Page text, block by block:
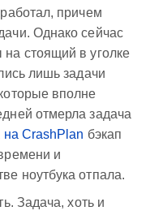
причем
Однако сейчас
стоящий в уголке
лишь задачи
вполне
отмерла задача
на CrashPlan бэкап
и
ноутбука отпала.
Задача, хоть и